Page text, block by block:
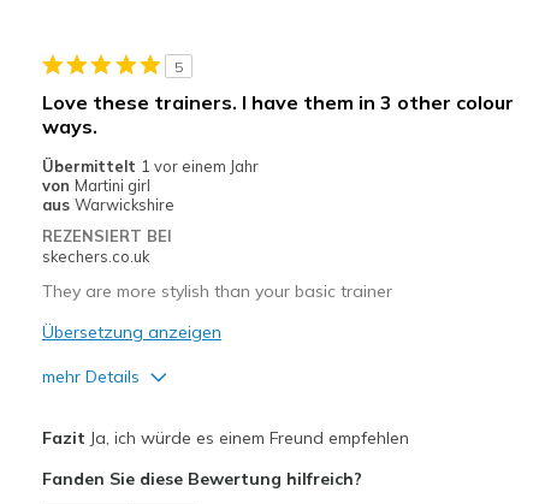
View On Shoes
Shoes are for Wearing
5
Love these trainers. I have them in 3 other colour
ways.
Übermittelt 1 vor einem Jahr
von Martini girl
aus Warwickshire
REZENSIERT BEI
skechers.co.uk
They are more stylish than your basic trainer
Übersetzung anzeigen
mehr Details
Fazit Ja, ich würde es einem Freund empfehlen
Fanden Sie diese Bewertung hilfreich?